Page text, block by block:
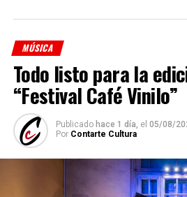
MÚSICA
Todo listo para la
“Festival Café Vinilo”
Publicado hace 1 día, el 05/08/
Por Contarte Cultura